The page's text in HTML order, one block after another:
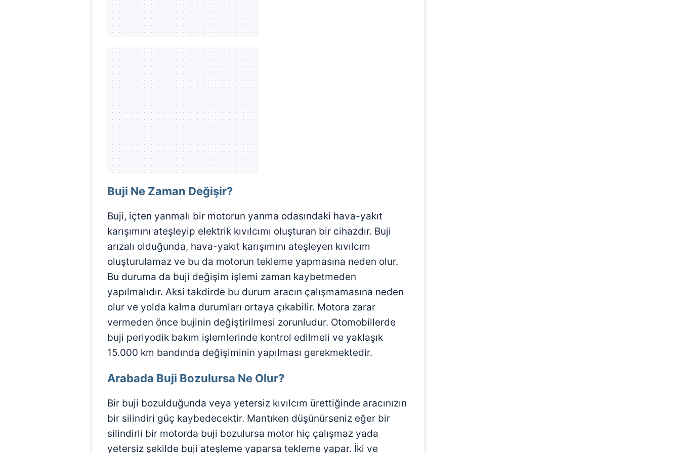
mevzuata uygun olarak kullanılan çerezlerle ilgili bilgi almak için lütfen
Buji Ne Zaman Değişir?
Buji, içten yanmalı bir motorun yanma odasındaki hava-yakıt
karışımını ateşleyip elektrik kıvılcımı oluşturan bir cihazdır. Buji
arızalı olduğunda, hava-yakıt karışımını ateşleyen kıvılcım
oluşturulamaz ve bu da motorun tekleme yapmasına neden olur.
Bu duruma da buji değişim işlemi zaman kaybetmeden
yapılmalıdır. Aksi takdirde bu durum aracın çalışmamasına neden
olur ve yolda kalma durumları ortaya çıkabilir. Motora zarar
vermeden önce bujinin değiştirilmesi zorunludur. Otomobillerde
buji periyodik bakım işlemlerinde kontrol edilmeli ve yaklaşık
15.000 km bandında değişiminin yapılması gerekmektedir.
Arabada Buji Bozulursa Ne Olur?
Bir buji bozulduğunda veya yetersiz kıvılcım ürettiğinde aracınızın
bir silindiri güç kaybedecektir. Mantıken düşünürseniz eğer bir
silindirli bir motorda buji bozulursa motor hiç çalışmaz yada
yetersiz şekilde buji ateşleme yaparsa tekleme yapar. İki ve